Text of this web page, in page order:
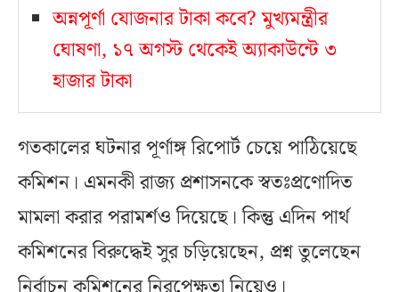
অন্নপূর্ণা যোজনার টাকা কবে? মুখ্যমন্ত্রীর
ঘোষণা, ১৭ অগস্ট থেকেই অ্যাকাউন্টে ৩
হাজার টাকা
গতকালের ঘটনার পূর্ণাঙ্গ রিপোর্ট চেয়ে পাঠিয়েছে
কমিশন। এমনকী রাজ্য প্রশাসনকে স্বতঃপ্রণোদিত
মামলা করার পরামর্শও দিয়েছে। কিন্তু এদিন পার্থ
কমিশনের বিরুদ্ধেই সুর চড়িয়েছেন, প্রশ্ন তুলেছেন